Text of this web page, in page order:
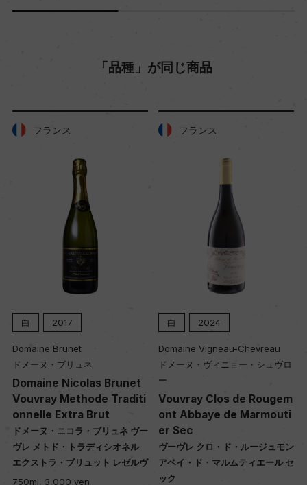
「品種」が同じ商品
Brunet
Traditi
ブリュネ ヴー
ィシオネル
ト レゼルヴ
Domaine Vigneau-Chevreau
ドメーヌ・ヴィニョー・シュヴロ
ー
Vouvray Clos de Rougem
ont Abbaye de Marmouti
er Sec
ヴーヴレ クロ・ド・ルージュモン
アベイ・ド・マルムティエール セ
ック
Domaine Vigneau-
ドメーヌ・ヴィニョ
Vouvray Clos de
ont Abbaye de
ヴーヴレ クロ・ド・
アベイ・ド・マルム